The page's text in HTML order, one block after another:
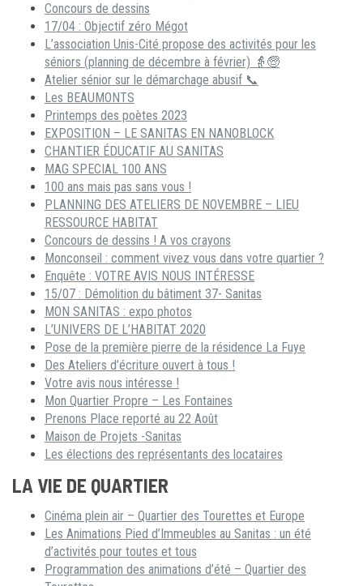
Concours de dessins
17/04 : Objectif zéro Mégot
L’association Unis-Cité propose des activités pour les
séniors (planning de décembre à février) 👵🧓
Atelier sénior sur le démarchage abusif 📞
Les BEAUMONTS
Printemps des poètes 2023
EXPOSITION – LE SANITAS EN NANOBLOCK
CHANTIER ÉDUCATIF AU SANITAS
MAG SPECIAL 100 ANS
100 ans mais pas sans vous !
PLANNING DES ATELIERS DE NOVEMBRE – LIEU
RESSOURCE HABITAT
Concours de dessins ! A vos crayons
Monconseil : comment vivez vous dans votre quartier ?
Enquête : VOTRE AVIS NOUS INTÉRESSE
15/07 : Démolition du bâtiment 37- Sanitas
MON SANITAS : expo photos
L’UNIVERS DE L’HABITAT 2020
Pose de la première pierre de la résidence La Fuye
Des Ateliers d’écriture ouvert à tous !
Votre avis nous intéresse !
Mon Quartier Propre – Les Fontaines
Prenons Place reporté au 22 Août
Maison de Projets -Sanitas
Les élections des représentants des locataires
LA VIE DE QUARTIER
Cinéma plein air – Quartier des Tourettes et Europe
Les Animations Pied d’Immeubles au Sanitas : un été
d’activités pour toutes et tous
Programmation des animations d’été – Quartier des